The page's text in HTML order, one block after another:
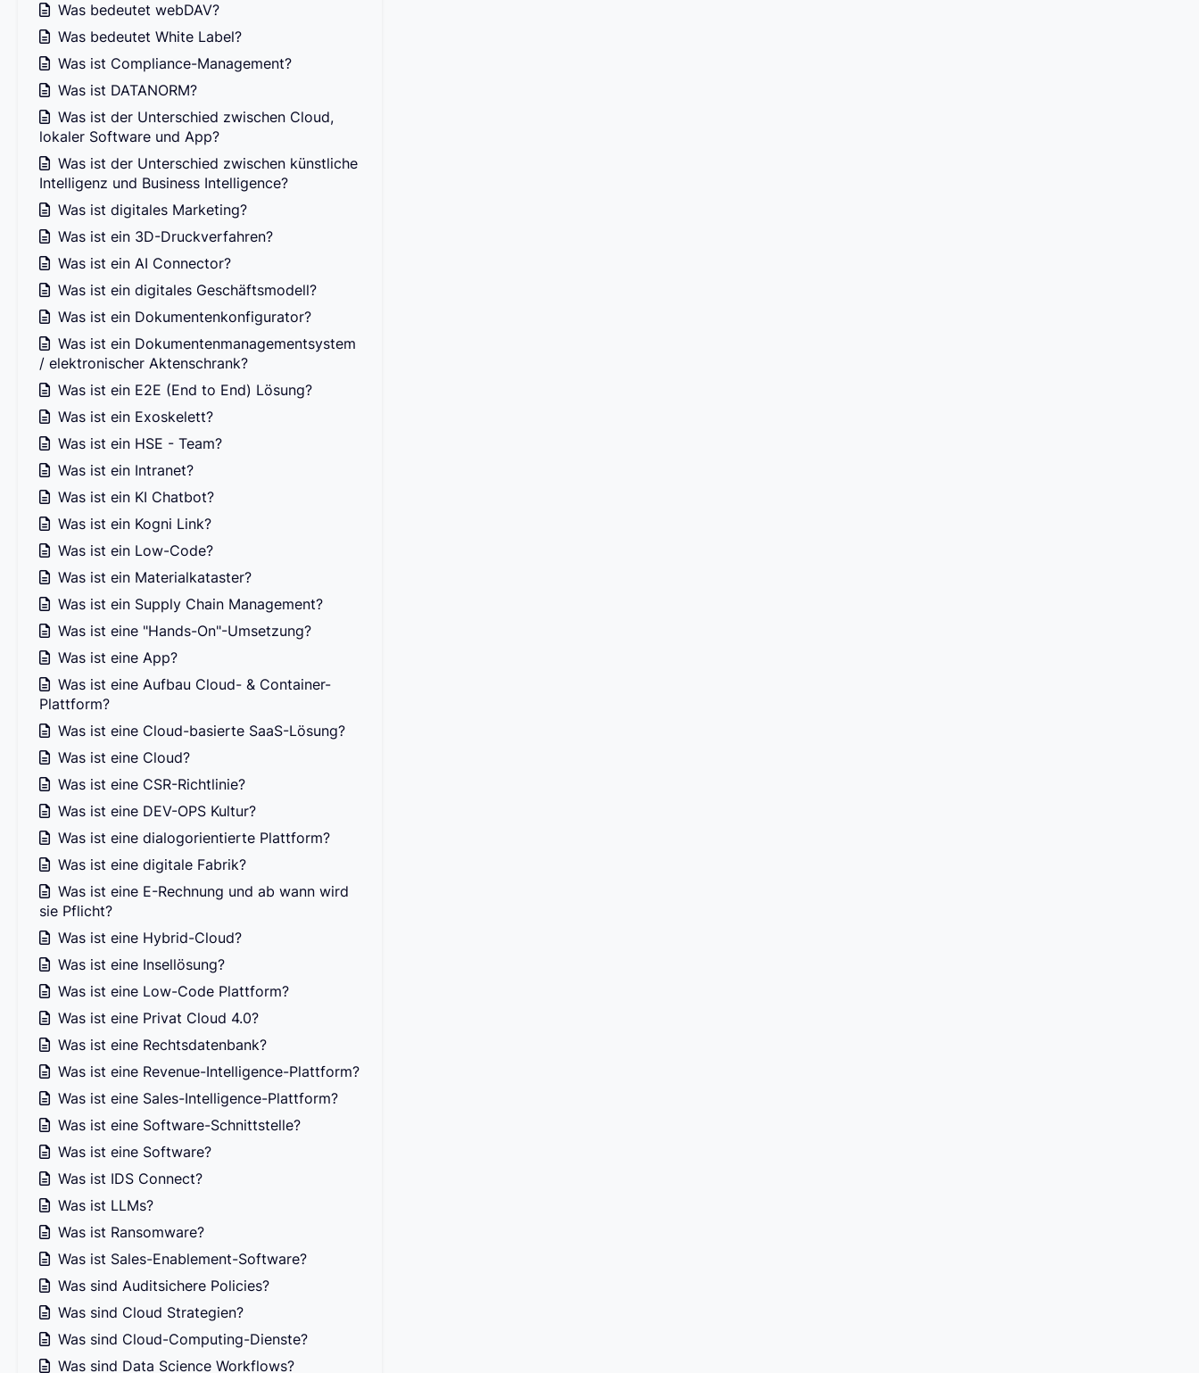
Was bedeutet webDAV?
Was bedeutet White Label?
Was ist Compliance-Management?
Was ist DATANORM?
Was ist der Unterschied zwischen Cloud,
lokaler Software und App?
Was ist der Unterschied zwischen künstliche
Intelligenz und Business Intelligence?
Was ist digitales Marketing?
Was ist ein 3D-Druckverfahren?
Was ist ein AI Connector?
Was ist ein digitales Geschäftsmodell?
Was ist ein Dokumentenkonfigurator?
Was ist ein Dokumentenmanagementsystem
/ elektronischer Aktenschrank?
Was ist ein E2E (End to End) Lösung?
Was ist ein Exoskelett?
Was ist ein HSE - Team?
Was ist ein Intranet?
Was ist ein KI Chatbot?
Was ist ein Kogni Link?
Was ist ein Low-Code?
Was ist ein Materialkataster?
Was ist ein Supply Chain Management?
Was ist eine "Hands-On"-Umsetzung?
Was ist eine App?
Was ist eine Aufbau Cloud- & Container-
Plattform?
Was ist eine Cloud-basierte SaaS-Lösung?
Was ist eine Cloud?
Was ist eine CSR-Richtlinie?
Was ist eine DEV-OPS Kultur?
Was ist eine dialogorientierte Plattform?
Was ist eine digitale Fabrik?
Was ist eine E-Rechnung und ab wann wird
sie Pflicht?
Was ist eine Hybrid-Cloud?
Was ist eine Insellösung?
Was ist eine Low-Code Plattform?
Was ist eine Privat Cloud 4.0?
Was ist eine Rechtsdatenbank?
Was ist eine Revenue-Intelligence-Plattform?
Was ist eine Sales-Intelligence-Plattform?
Was ist eine Software-Schnittstelle?
Was ist eine Software?
Was ist IDS Connect?
Was ist LLMs?
Was ist Ransomware?
Was ist Sales-Enablement-Software?
Was sind Auditsichere Policies?
Was sind Cloud Strategien?
Was sind Cloud-Computing-Dienste?
Was sind Data Science Workflows?